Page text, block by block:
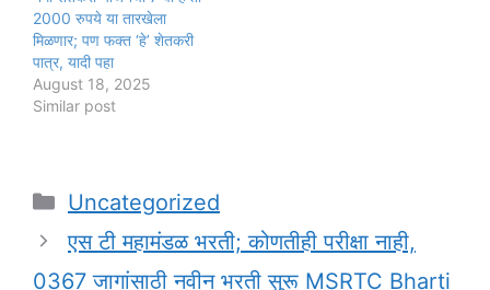
2000 रुपये या तारखेला
मिळणार; पण फक्त ‘हे’ शेतकरी
पात्र, यादी पहा
August 18, 2025
Similar post
Categories
Uncategorized
एस टी महामंडळ भरती; कोणतीही परीक्षा नाही,
0367 जागांसाठी नवीन भरती सुरू MSRTC Bharti